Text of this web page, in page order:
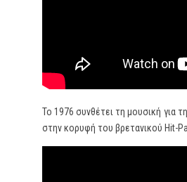
Το 1976 συνθέτει τη μουσική για
στην κορυφή του βρετανικού Hit-